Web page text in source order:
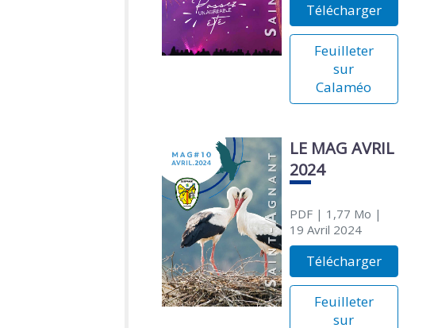
Télécharger
Feuilleter
sur
Calaméo
LE MAG AVRIL
2024
PDF| 1,77 Mo |
19 Avril 2024
Télécharger
Feuilleter
sur